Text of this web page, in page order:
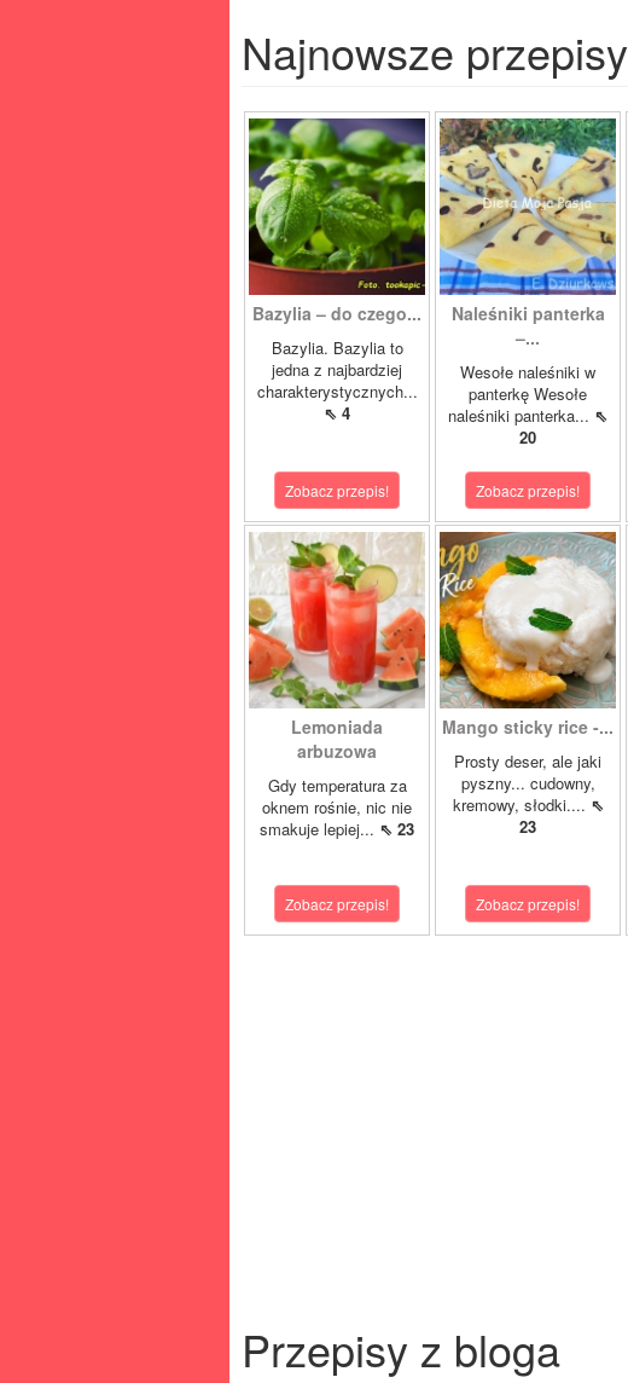
Najnowsze przepisy
Bazylia – do czego...
Bazylia. Bazylia to
jedna z najbardziej
charakterystycznych...
⇖ 4
Zobacz przepis!
Naleśniki panterka
–...
Wesołe naleśniki w
panterkę Wesołe
naleśniki panterka... ⇖
20
Zobacz przepis!
Lemoniada
arbuzowa
Gdy temperatura za
oknem rośnie, nic nie
smakuje lepiej... ⇖ 23
Zobacz przepis!
Mango sticky rice -...
Prosty deser, ale jaki
pyszny... cudowny,
kremowy, słodki.... ⇖
23
Zobacz przepis!
Przepisy z bloga